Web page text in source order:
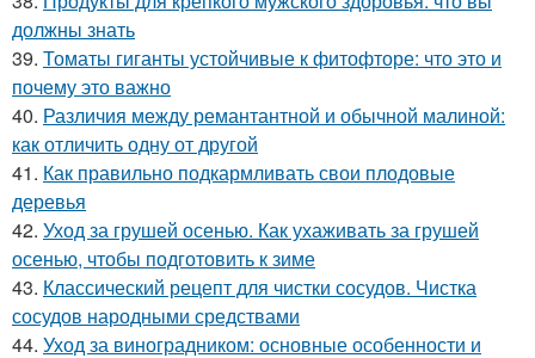
должны знать
39. Томаты гиганты устойчивые к фитофторе: что это и
почему это важно
40. Различия между ремантантной и обычной малиной:
как отличить одну от другой
41. Как правильно подкармливать свои плодовые
деревья
42. Уход за грушей осенью. Как ухаживать за грушей
осенью, чтобы подготовить к зиме
43. Классический рецепт для чистки сосудов. Чистка
сосудов народными средствами
44. Уход за виноградником: основные особенности и